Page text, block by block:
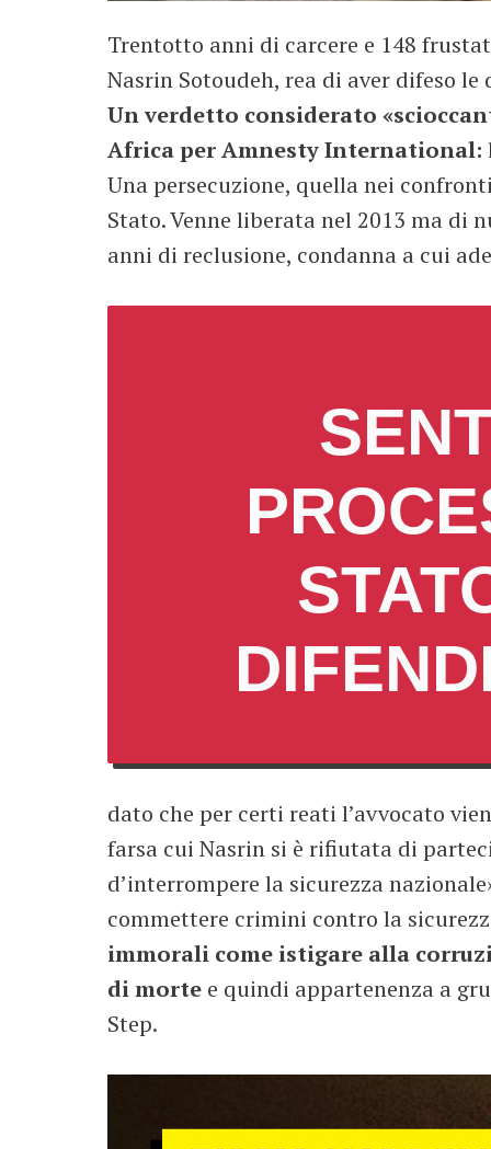
Trentotto anni di carcere e 148
Nasrin Sotoudeh, rea di aver difeso
Un verdetto considerato
Africa per Amnesty International:
Una persecuzione, quella nei
Stato. Venne liberata nel 2013 ma di
anni di reclusione, condanna a cui
dato che per certi reati l’avvocato
farsa cui Nasrin si è rifiutata di
d’interrompere la sicurezza
commettere crimini contro la
immorali come istigare alla
di morte e quindi appartenenza a
Step.